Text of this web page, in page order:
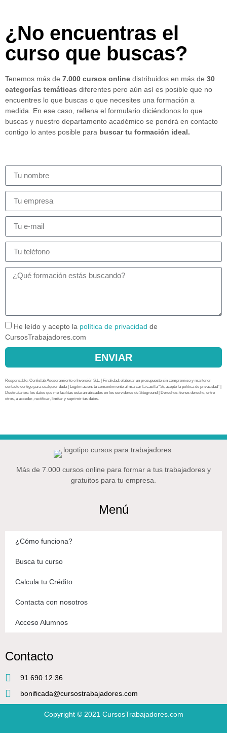
¿No encuentras el
curso que buscas?
Tenemos más de 7.000 cursos online distribuidos en más de 30
categorías temáticas diferentes pero aún así es posible que no
encuentres lo que buscas o que necesites una formación a
medida. En ese caso, rellena el formulario diciéndonos lo que
buscas y nuestro departamento académico se pondrá en contacto
contigo lo antes posible para buscar tu formación ideal.
He leído y acepto la política de privacidad de
CursosTrabajadores.com
ENVIAR
Responsable: Confislab Asesoramiento e Inversión S.L. | Finalidad: elaborar un presupuesto sin compromiso y mantener
contacto contigo para cualquier duda | Legitimación: tu consentimiento al marcar la casilla “Sí, acepto la política de privacidad” |
Destinatarios: los datos que me facilitas estarán ubicados en los servidores de Siteground | Derechos: tienes derecho, entre
otros, a acceder, rectificar, limitar y suprimir tus datos.
Más de 7.000 cursos online para formar a tus trabajadores y
gratuitos para tu empresa.
Menú
¿Cómo funciona?
Busca tu curso
Calcula tu Crédito
Contacta con nosotros
Acceso Alumnos
Contacto
91 690 12 36
bonificada@cursostrabajadores.com
Copyright © 2021 CursosTrabajadores.com